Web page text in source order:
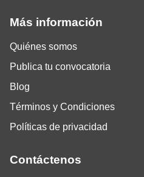
Más información
Quiénes somos
Publica tu convocatoria
Blog
Términos y Condiciones
Políticas de privacidad
Contáctenos